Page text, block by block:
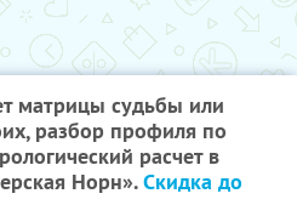
матрицы судьбы или
разбор профиля по
расчет в
Норн».Скидка до